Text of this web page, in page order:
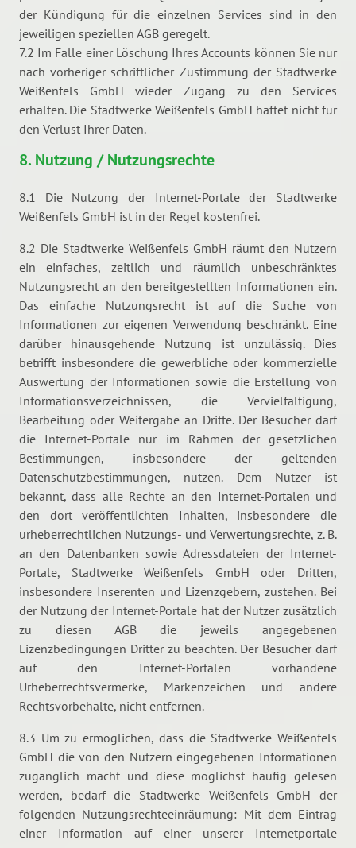
der Kündigung für die einzelnen Services sind in den
jeweiligen speziellen AGB geregelt.
7.2 Im Falle einer Löschung Ihres Accounts können Sie nur
nach vorheriger schriftlicher Zustimmung der Stadtwerke
Weißenfels GmbH wieder Zugang zu den Services
erhalten. Die Stadtwerke Weißenfels GmbH haftet nicht für
den Verlust Ihrer Daten.
8. Nutzung / Nutzungsrechte
8.1 Die Nutzung der Internet-Portale der Stadtwerke
Weißenfels GmbH ist in der Regel kostenfrei.
8.2 Die Stadtwerke Weißenfels GmbH räumt den Nutzern
ein einfaches, zeitlich und räumlich unbeschränktes
Nutzungsrecht an den bereitgestellten Informationen ein.
Das einfache Nutzungsrecht ist auf die Suche von
Informationen zur eigenen Verwendung beschränkt. Eine
darüber hinausgehende Nutzung ist unzulässig. Dies
betrifft insbesondere die gewerbliche oder kommerzielle
Auswertung der Informationen sowie die Erstellung von
Informationsverzeichnissen, die Vervielfältigung,
Bearbeitung oder Weitergabe an Dritte. Der Besucher darf
die Internet-Portale nur im Rahmen der gesetzlichen
Bestimmungen, insbesondere der geltenden
Datenschutzbestimmungen, nutzen. Dem Nutzer ist
bekannt, dass alle Rechte an den Internet-Portalen und
den dort veröffentlichten Inhalten, insbesondere die
urheberrechtlichen Nutzungs- und Verwertungsrechte, z. B.
an den Datenbanken sowie Adressdateien der Internet-
Portale, Stadtwerke Weißenfels GmbH oder Dritten,
insbesondere Inserenten und Lizenzgebern, zustehen. Bei
der Nutzung der Internet-Portale hat der Nutzer zusätzlich
zu diesen AGB die jeweils angegebenen
Lizenzbedingungen Dritter zu beachten. Der Besucher darf
auf den Internet-Portalen vorhandene
Urheberrechtsvermerke, Markenzeichen und andere
Rechtsvorbehalte, nicht entfernen.
8.3 Um zu ermöglichen, dass die Stadtwerke Weißenfels
GmbH die von den Nutzern eingegebenen Informationen
zugänglich macht und diese möglichst häufig gelesen
werden, bedarf die Stadtwerke Weißenfels GmbH der
folgenden Nutzungsrechteeinräumung: Mit dem Eintrag
einer Information auf einer unserer Internetportale